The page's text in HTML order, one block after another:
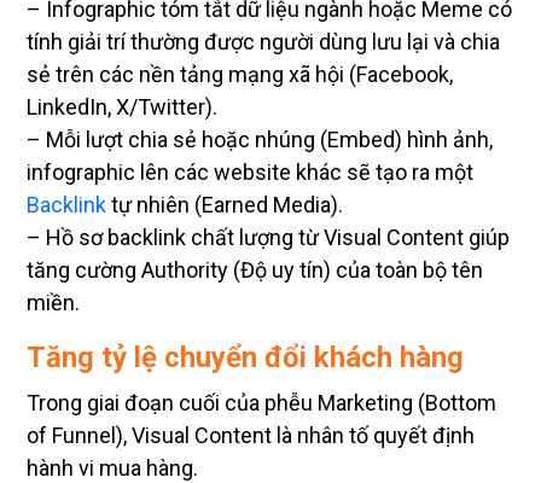
– Infographic tóm tắt dữ liệu ngành hoặc Meme có
tính giải trí thường được người dùng lưu lại và chia
sẻ trên các nền tảng mạng xã hội (Facebook,
LinkedIn, X/Twitter).
– Mỗi lượt chia sẻ hoặc nhúng (Embed) hình ảnh,
infographic lên các website khác sẽ tạo ra một
Backlinktự nhiên (Earned Media).
– Hồ sơ backlink chất lượng từ Visual Content giúp
tăng cường Authority (Độ uy tín) của toàn bộ tên
miền.
Tăng tỷ lệ chuyển đổi khách hàng
Trong giai đoạn cuối của phễu Marketing (Bottom
of Funnel), Visual Content là nhân tố quyết định
hành vi mua hàng.